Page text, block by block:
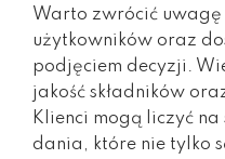
Warto zwrócić uwagę
użytkowników oraz
podjęciem decyzji.
jakość składników
Klienci mogą liczyć
dania, które nie tylko